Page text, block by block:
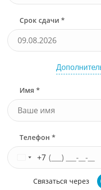
Срок сдачи *
Имя *
Телефон *
+7
Связаться через